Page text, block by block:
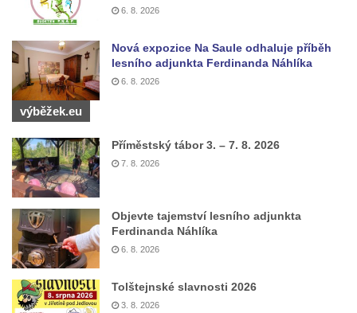
6. 8. 2026
Nová expozice Na Saule odhaluje příběh
lesního adjunkta Ferdinanda Náhlíka
6. 8. 2026
výběžek.eu
Příměstský tábor 3. – 7. 8. 2026
7. 8. 2026
Objevte tajemství lesního adjunkta
Ferdinanda Náhlíka
6. 8. 2026
Tolštejnské slavnosti 2026
3. 8. 2026